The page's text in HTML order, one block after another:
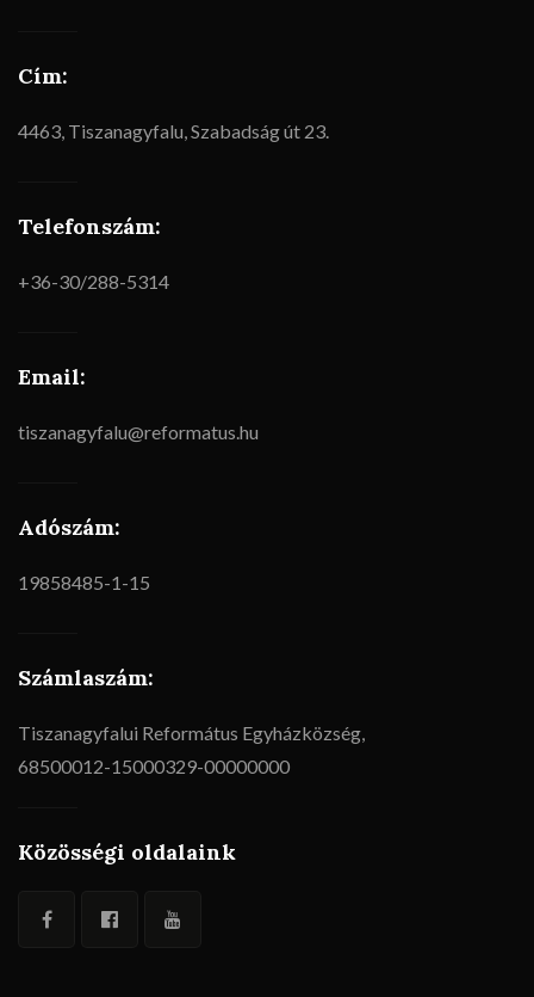
Cím:
4463, Tiszanagyfalu, Szabadság út 23.
Telefonszám:
+36-30/288-5314
Email:
tiszanagyfalu@reformatus.hu
Adószám:
19858485-1-15
Számlaszám:
Tiszanagyfalui Református Egyházközség,
68500012-15000329-00000000
Közösségi oldalaink